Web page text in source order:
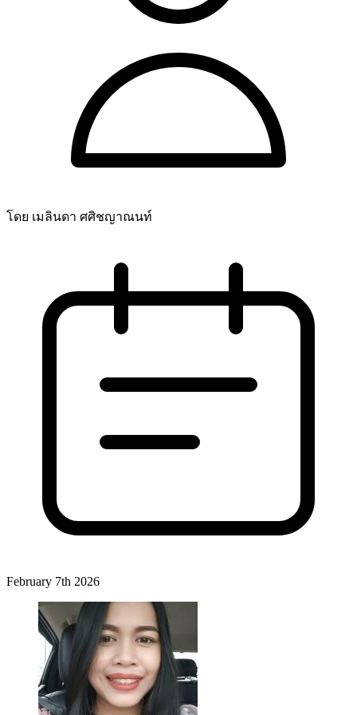
โดย เมลินดา ศศิชญาณนท์
February 7th 2026